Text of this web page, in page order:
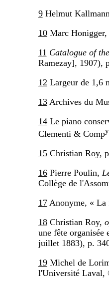
9Helmut
10Marc Honigger,
11 Catalogue of
Ramezay], 1907),
12 Largeur de 1,6
13Archives du
14Le piano
Clementi & Compy
15Christian Roy,
16Pierre Poulin,
Collège de
17Anonyme, « La
18Christian Roy,
une fête
juillet 1883), p.
19Michel de
l'Université